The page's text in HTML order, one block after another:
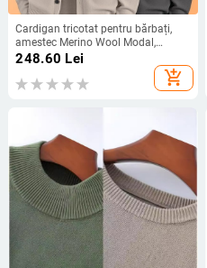
Cardigan tricotat pentru bărbați,
amestec Merino Wool Modal,
croială lejeră, guler rotund, mâneci
248.60 Lei
add_shopping_cart